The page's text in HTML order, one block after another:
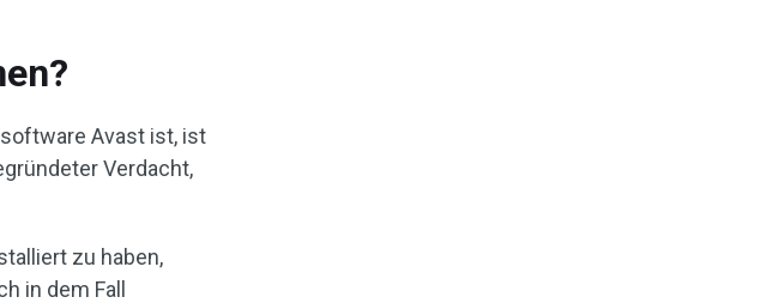
Avast ist, ist
Verdacht,
zu haben,
in dem Fall